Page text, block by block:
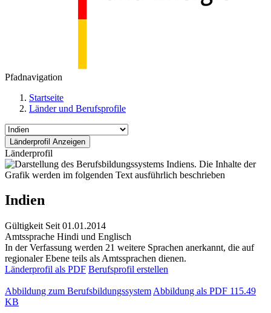
Pfadnavigation
Startseite
Länder und Berufsprofile
Länderprofil
Indien
Gültigkeit Seit 01.01.2014
Amtssprache Hindi und Englisch
In der Verfassung werden 21 weitere Sprachen anerkannt, die auf
regionaler Ebene teils als Amtssprachen dienen.
Länderprofil als PDF Berufsprofil erstellen
Abbildung zum Berufsbildungssystem Abbildung als PDF 115.49
KB